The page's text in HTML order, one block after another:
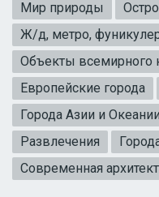
Мир природы
Ж/д, метро,
Объекты всемирного
Европейские города
Города Азии и Океании
Развлечения
Современная